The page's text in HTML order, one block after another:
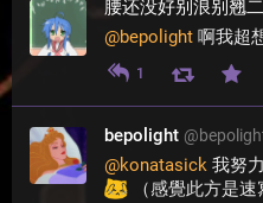
腰还没好别浪别翘
@bepolight 啊我超
1
bepolight @
@konatasick 我努
（感覺此方是速